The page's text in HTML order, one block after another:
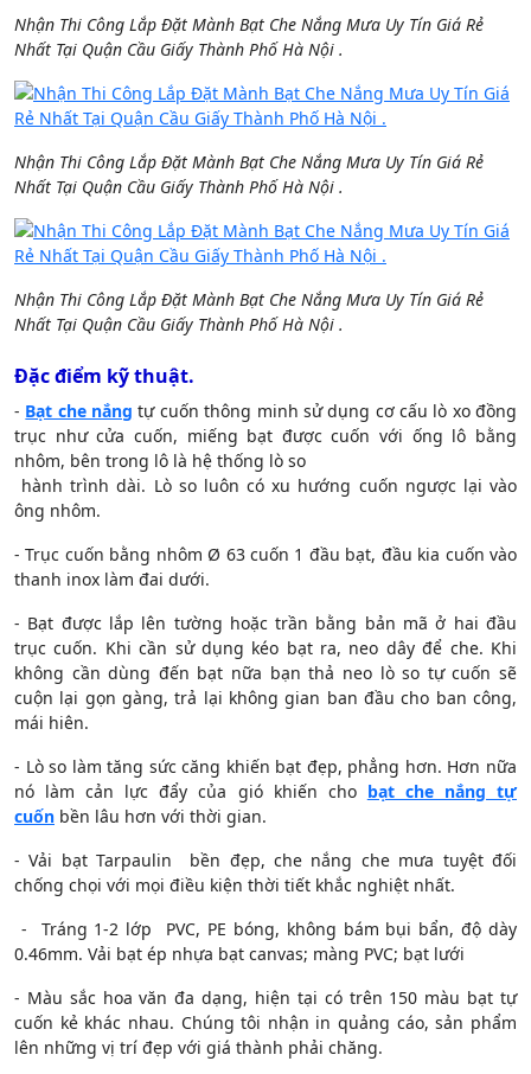
Nhận Thi Công Lắp Đặt Mành Bạt Che Nắng Mưa Uy Tín Giá Rẻ
Nhất Tại Quận Cầu Giấy Thành Phố Hà Nội .
Nhận Thi Công Lắp Đặt Mành Bạt Che Nắng Mưa Uy Tín Giá Rẻ
Nhất Tại Quận Cầu Giấy Thành Phố Hà Nội .
Nhận Thi Công Lắp Đặt Mành Bạt Che Nắng Mưa Uy Tín Giá Rẻ
Nhất Tại Quận Cầu Giấy Thành Phố Hà Nội .
Đặc điểm kỹ thuật.
- Bạt che nắng tự cuốn thông minh sử dụng cơ cấu lò xo đồng
trục như cửa cuốn, miếng bạt được cuốn với ống lô bằng
nhôm, bên trong lô là hệ thống lò so
hành trình dài. Lò so luôn có xu hướng cuốn ngược lại vào
ông nhôm.
- Trục cuốn bằng nhôm Ø 63 cuốn 1 đầu bạt, đầu kia cuốn vào
thanh inox làm đai dưới.
- Bạt được lắp lên tường hoặc trần bằng bản mã ở hai đầu
trục cuốn. Khi cần sử dụng kéo bạt ra, neo dây để che. Khi
không cần dùng đến bạt nữa bạn thả neo lò so tự cuốn sẽ
cuộn lại gọn gàng, trả lại không gian ban đầu cho ban công,
mái hiên.
- Lò so làm tăng sức căng khiến bạt đẹp, phẳng hơn. Hơn nữa
nó làm cản lực đẩy của gió khiến cho bạt che nắng tự
cuốn bền lâu hơn với thời gian.
- Vải bạt Tarpaulin bền đẹp, che nắng che mưa tuyệt đối
chống chọi với mọi điều kiện thời tiết khắc nghiệt nhất.
- Tráng 1-2 lớp PVC, PE bóng, không bám bụi bẩn, độ dày
0.46mm. Vải bạt ép nhựa bạt canvas; màng PVC; bạt lưới
- Màu sắc hoa văn đa dạng, hiện tại có trên 150 màu bạt tự
cuốn kẻ khác nhau. Chúng tôi nhận in quảng cáo, sản phẩm
lên những vị trí đẹp với giá thành phải chăng.